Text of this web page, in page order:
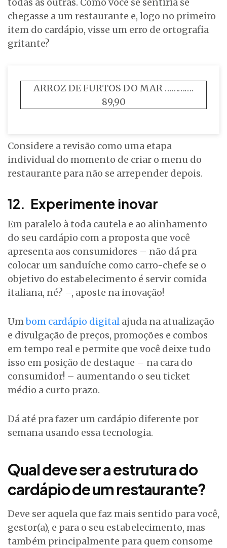
chegasse a um restaurante e, logo no primeiro
item do cardápio, visse um erro de ortografia
gritante?
ARROZ DE FURTOS DO MAR ………….
89,90
Considere a revisão como uma etapa
individual do momento de criar o menu do
restaurante para não se arrepender depois.
12. Experimente inovar
Em paralelo à toda cautela e ao alinhamento
do seu cardápio com a proposta que você
apresenta aos consumidores – não dá pra
colocar um sanduíche como carro-chefe se o
objetivo do estabelecimento é servir comida
italiana, né? –, aposte na inovação!
Umbom cardápio digital ajuda na atualização
e divulgação de preços, promoções e combos
em tempo real e permite que você deixe tudo
isso em posição de destaque – na cara do
consumidor! – aumentando o seu ticket
médio a curto prazo.
Dá até pra fazer um cardápio diferente por
semana usando essa tecnologia.
Qual deve ser a estrutura do
cardápio de um restaurante?
Deve ser aquela que faz mais sentido para você,
gestor(a), e para o seu estabelecimento, mas
também principalmente para quem consome